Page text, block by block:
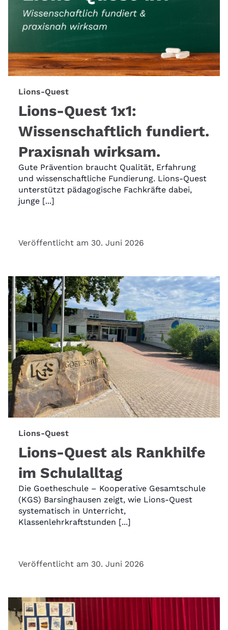
Lions-Quest
Lions-Quest 1x1:
Wissenschaftlich fundiert.
Praxisnah wirksam.
Gute Prävention braucht Qualität, Erfahrung
und wissenschaftliche Fundierung. Lions-Quest
unterstützt pädagogische Fachkräfte dabei,
junge [...]
Veröffentlicht am 30. Juni 2026
Lions-Quest
Lions-Quest als Rankhilfe
im Schulalltag
Die Goetheschule – Kooperative Gesamtschule
(KGS) Barsinghausen zeigt, wie Lions-Quest
systematisch in Unterricht,
Klassenlehrkraftstunden [...]
Veröffentlicht am 30. Juni 2026